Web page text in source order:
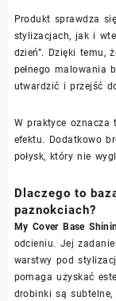
Produkt sprawdza
stylizacjach, jak i
dzień”. Dzięki temu,
pełnego malowania
utwardzić i przejść
W praktyce
efektu. Dodatkowo
połysk, który nie
Dlaczego to
paznokciach?
My Cover Base
odcieniu. Jej
warstwy pod
pomaga uzyskać
drobinki są